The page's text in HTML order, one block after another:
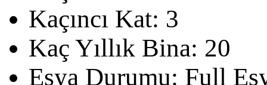
Kaçıncı Kat: 3
Kaç Yıllık Bina: 20
Eşya Durumu: Full